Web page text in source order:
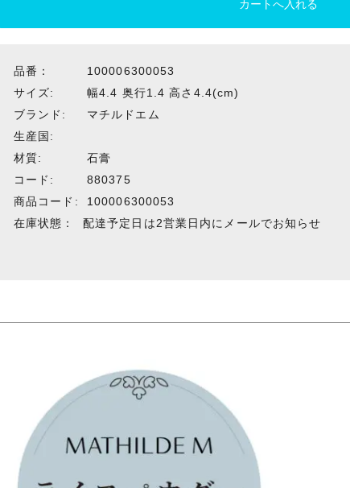
品番：
100006300053
サイズ:
幅4.4 奥行1.4 高さ4.4(cm)
ブランド:
マチルドエム
生産国:
材質:
石膏
コード:
880375
商品コード:
100006300053
在庫状態：
配達予定日は2営業日内にメールでお知らせ